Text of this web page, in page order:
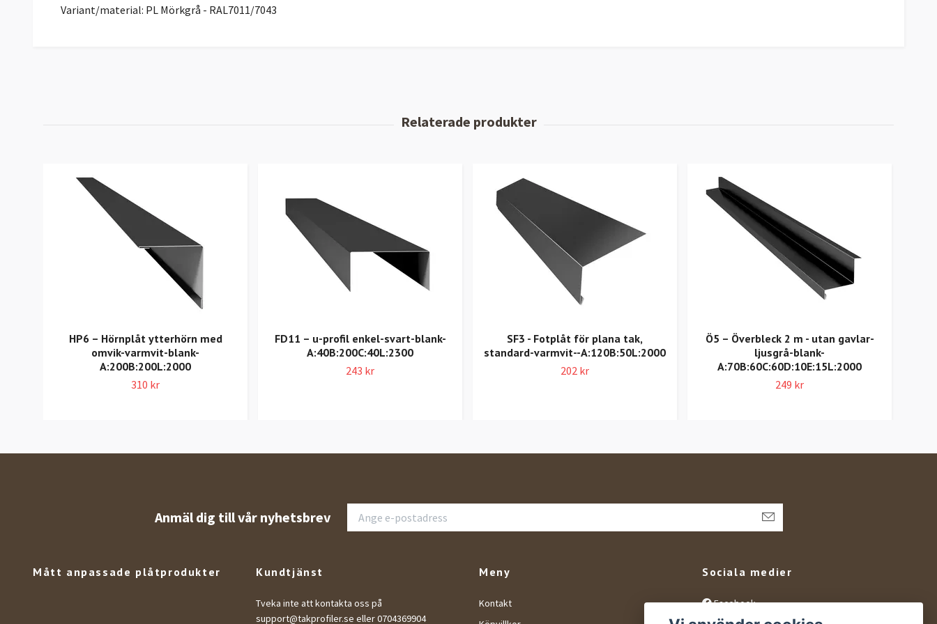
Variant/material: PL Mörkgrå - RAL7011/7043
HP6 – Hörnplåt ytterhörn med
omvik-varmvit-blank-
A:200B:200L:2000
310 kr
FD11 – u-profil enkel-svart-blank-
A:40B:200C:40L:2300
243 kr
SF3 - Fotplåt för plana tak,
standard-varmvit--A:120B:50L:2000
202 kr
Ö5 – Överbleck 2 m - utan gavlar-
ljusgrå-blank-
A:70B:60C:60D:10E:15L:2000
249 kr
Anmäl dig till vår nyhetsbrev
Mått anpassade plåtprodukter Kundtjänst
Tveka inte att kontakta oss på
support@takprofiler.se eller 0704369904
Meny
Kontakt
Sociala medier
Facebook